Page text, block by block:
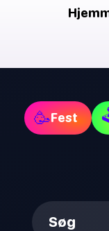
🥳Fest
Søg